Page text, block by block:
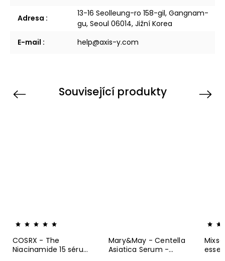
Adresa :
13-16 Seolleung-ro 158-gil, Gangnam-
gu, Seoul 06014, Jižní Korea
E-mail : help@axis-y.com
Související produkty
Previous
COSRX - The
Niacinamide 15 sérum
Mary&May - Centella
Asiatica Serum -
Next